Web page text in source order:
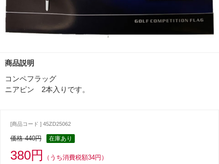
商品説明
コンペフラッグ
ニアピン 2本入りです。
[商品コード ] 45ZD25062
価格 440円 在庫あり
380円 （うち消費税額34円）